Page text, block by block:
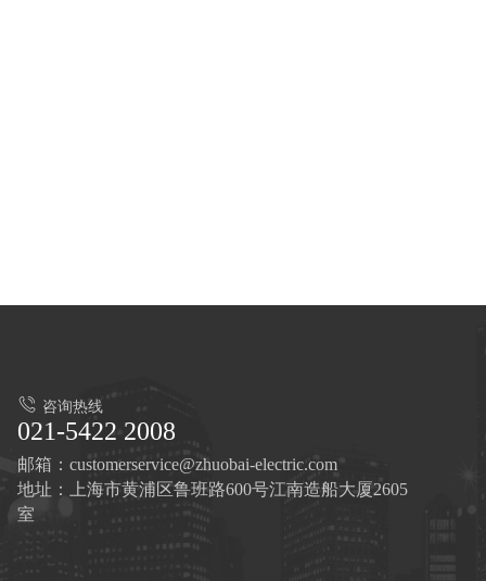
咨询热线
021-5422 2008
邮箱：customerservice@zhuobai-electric.com
地址：上海市黄浦区鲁班路600号江南造船大厦2605
室